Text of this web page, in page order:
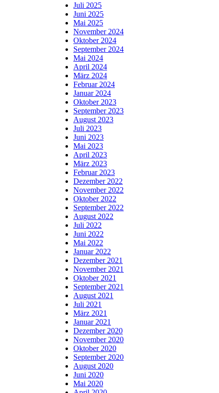
Juli 2025
Juni 2025
Mai 2025
November 2024
Oktober 2024
September 2024
Mai 2024
April 2024
März 2024
Februar 2024
Januar 2024
Oktober 2023
September 2023
August 2023
Juli 2023
Juni 2023
Mai 2023
April 2023
März 2023
Februar 2023
Dezember 2022
November 2022
Oktober 2022
September 2022
August 2022
Juli 2022
Juni 2022
Mai 2022
Januar 2022
Dezember 2021
November 2021
Oktober 2021
September 2021
August 2021
Juli 2021
März 2021
Januar 2021
Dezember 2020
November 2020
Oktober 2020
September 2020
August 2020
Juni 2020
Mai 2020